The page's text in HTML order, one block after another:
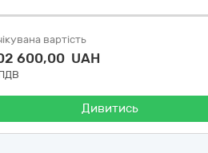
вартість
600,00 UAH
Дивитись